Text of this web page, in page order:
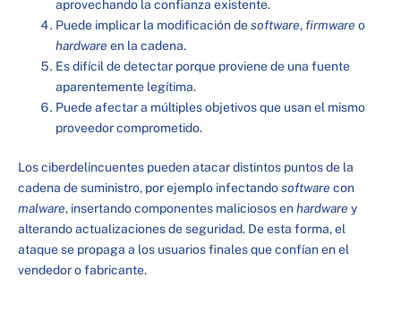
aprovechando la confianza existente.
Puede implicar la modificación desoftware, firmware o
hardware en la cadena.
Es difícil de detectar porque proviene de una fuente
aparentemente legítima.
Puede afectar a múltiples objetivos que usan el mismo
proveedor comprometido.
Los ciberdelincuentes pueden atacar distintos puntos de la
cadena de suministro, por ejemplo infectandosoftware con
malware, insertando componentes maliciosos enhardware y
alterando actualizaciones de seguridad. De esta forma, el
ataque se propaga a los usuarios finales que confían en el
vendedor o fabricante.